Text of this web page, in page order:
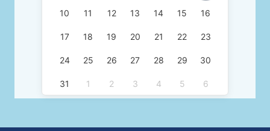
10 11 12 13 14 15 16
17 18 19 20 21 22 23
24 25 26 27 28 29 30
31 1 2 3 4 5 6